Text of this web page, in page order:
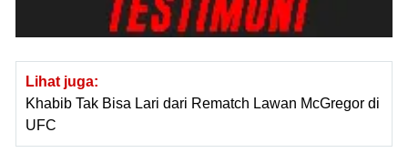
Lihat juga:
Khabib Tak Bisa Lari dari Rematch Lawan McGregor di
UFC